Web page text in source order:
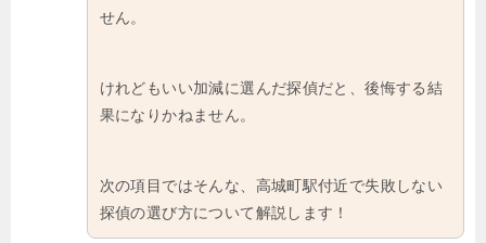
せん。
けれどもいい加減に選んだ探偵だと、後悔する結
果になりかねません。
次の項目ではそんな、高城町駅付近で失敗しない
探偵の選び方について解説します！